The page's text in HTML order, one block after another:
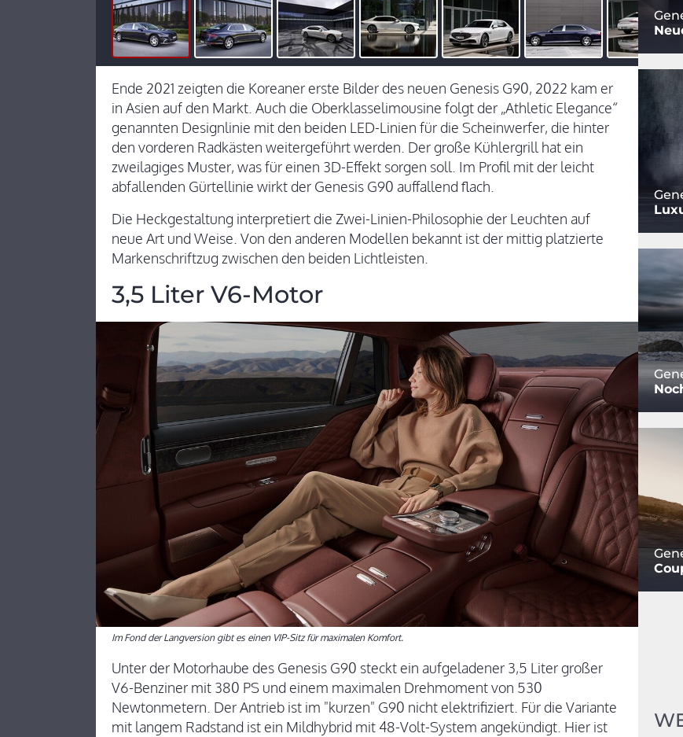
Ende 2021 zeigten die Koreaner erste Bilder des neuen Genesis G90, 2022 kam er
in Asien auf den Markt. Auch die Oberklasselimousine folgt der „Athletic Elegance“
genannten Designlinie mit den beiden LED-Linien für die Scheinwerfer, die hinter
den vorderen Radkästen weitergeführt werden. Der große Kühlergrill hat ein
zweilagiges Muster, was für einen 3D-Effekt sorgen soll. Im Profil mit der leicht
abfallenden Gürtellinie wirkt der Genesis G90 auffallend flach.
Die Heckgestaltung interpretiert die Zwei-Linien-Philosophie der Leuchten auf
neue Art und Weise. Von den anderen Modellen bekannt ist der mittig platzierte
Markenschriftzug zwischen den beiden Lichtleisten.
3,5 Liter V6-Motor
Im Fond der Langversion gibt es einen VIP-Sitz für maximalen Komfort.
Unter der Motorhaube des Genesis G90 steckt ein aufgeladener 3,5 Liter großer
V6-Benziner mit 380 PS und einem maximalen Drehmoment von 530
Newtonmetern. Der Antrieb ist im "kurzen" G90 nicht elektrifiziert. Für die Variante
mit langem Radstand ist ein Mildhybrid mit 48-Volt-System angekündigt. Hier ist